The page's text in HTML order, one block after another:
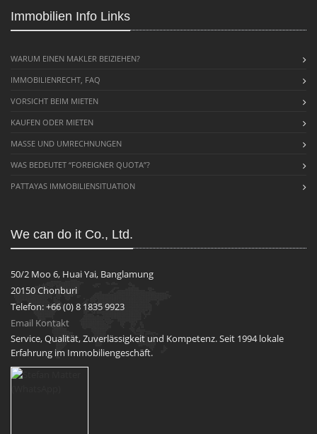
Immobilien Info Links
WARUM EINEN MAKLER BEIZIEHEN?
IMMOBILIENRECHT, FAQ
VORSICHT BEIM MIETEN
KAUFEN ODER MIETEN
MASSE UND UMRECHNUNGEN
WAS BEDEUTET “FOREIGNER QUOTA”?
PATTAYAS IMMOBILIENSITUATION
We can do it Co., Ltd.
50/2 Moo 6, Huai Yai, Banglamung
20150 Chonburi
Telefon: +66 (0) 8 1835 9923
Email Kontakt
Service, Qualität, Zuverlässigkeit und Kompetenz. Seit 1994 lokale
Erfahrung im Immobiliengeschäft.